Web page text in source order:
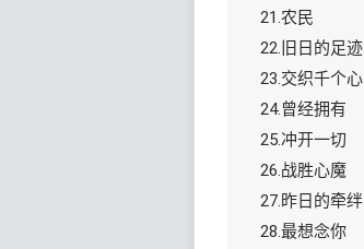
21.农民
22.旧日的足迹
23.交织千个心
24.曾经拥有
25.冲开一切
26.战胜心魔
27.昨日的牵绊
28.最想念你